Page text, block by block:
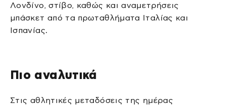
Λονδίνο, στίβο, καθώς και αναμετρήσεις
μπάσκετ από τα πρωταθλήματα Ιταλίας και
Ισπανίας.
Πιο αναλυτικά
Στις αθλητικές μεταδόσεις της ημέρας